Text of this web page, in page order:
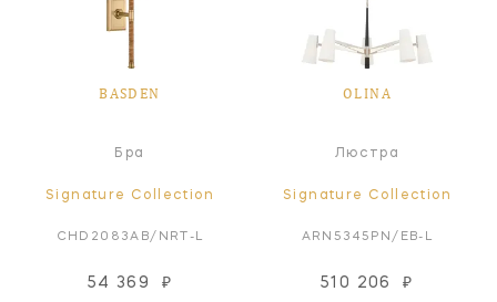
BASDEN
Бра
Signature Collection
CHD2083AB/NRT-L
54 369 ₽
OLINA
Люстра
Signature Collection
ARN5345PN/EB-L
510 206 ₽